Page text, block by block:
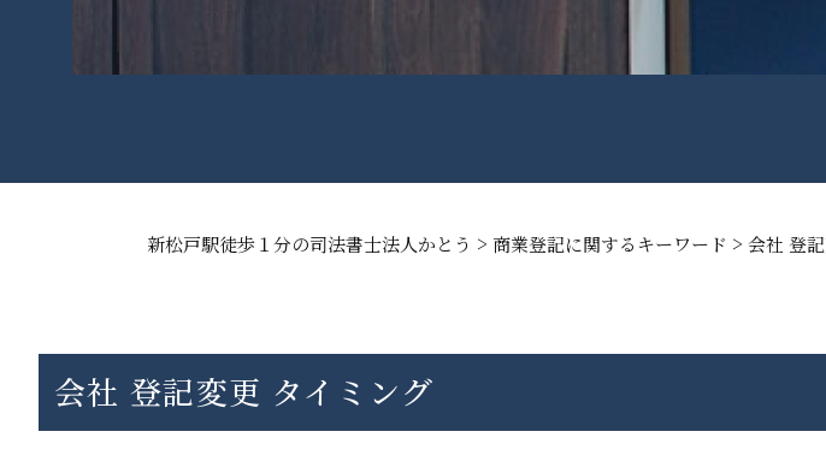
新松戸駅徒歩１分の司法書士法人かとう > 商業登記に関するキーワード > 会社 登
会社 登記変更 タイミング